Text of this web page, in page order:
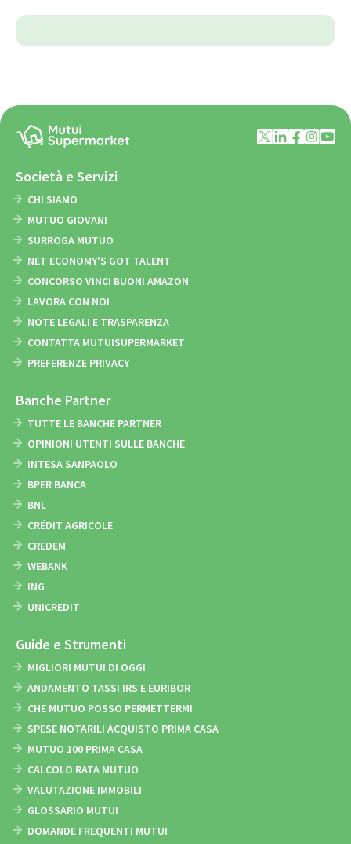
Società e Servizi
CHI SIAMO
MUTUO GIOVANI
SURROGA MUTUO
NET ECONOMY'S GOT TALENT
CONCORSO VINCI BUONI AMAZON
LAVORA CON NOI
NOTE LEGALI E TRASPARENZA
CONTATTA MUTUISUPERMARKET
PREFERENZE PRIVACY
Banche Partner
TUTTE LE BANCHE PARTNER
OPINIONI UTENTI SULLE BANCHE
INTESA SANPAOLO
BPER BANCA
BNL
CRÉDIT AGRICOLE
CREDEM
WEBANK
ING
UNICREDIT
Guide e Strumenti
MIGLIORI MUTUI DI OGGI
ANDAMENTO TASSI IRS E EURIBOR
CHE MUTUO POSSO PERMETTERMI
SPESE NOTARILI ACQUISTO PRIMA CASA
MUTUO 100 PRIMA CASA
CALCOLO RATA MUTUO
VALUTAZIONE IMMOBILI
GLOSSARIO MUTUI
DOMANDE FREQUENTI MUTUI